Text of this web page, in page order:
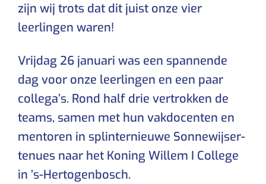
zijn wij trots dat dit juist onze vier
leerlingen waren!
Vrijdag 26 januari was een spannende
dag voor onze leerlingen en een paar
collega’s. Rond half drie vertrokken de
teams, samen met hun vakdocenten en
mentoren in splinternieuwe Sonnewijser-
tenues naar het Koning Willem I College
in ’s-Hertogenbosch.